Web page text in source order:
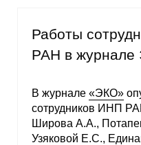
Работы
РАН в
В журнале «ЭКО»
сотрудников ИНП
Широва А.А.,
Узяковой Е.С.,